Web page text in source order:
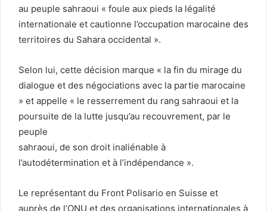
au peuple sahraoui « foule aux pieds la légalité
internationale et cautionne l’occupation marocaine des
territoires du Sahara occidental ».
Selon lui, cette décision marque « la fin du mirage du
dialogue et des négociations avec la partie marocaine
» et appelle « le resserrement du rang sahraoui et la
poursuite de la lutte jusqu’au recouvrement, par le
peuple
sahraoui, de son droit inaliénable à
l’autodétermination et à l’indépendance ».
Le représentant du Front Polisario en Suisse et
auprès de l’ONU et des organisations internationales à